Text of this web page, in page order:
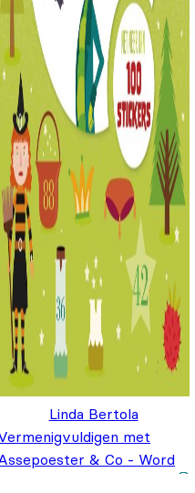
Linda Bertola
met
& Co - Word